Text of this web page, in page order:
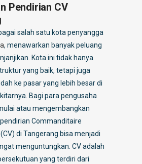
Pendirian CV
salah satu kota penyangga
, menawarkan banyak peluang
Kota ini tidak hanya
yang baik, tetapi juga
ke pasar yang lebih besar di
Bagi para pengusaha
atau mengembangkan
Commanditaire
di Tangerang bisa menjadi
menguntungkan. CV adalah
yang terdiri dari